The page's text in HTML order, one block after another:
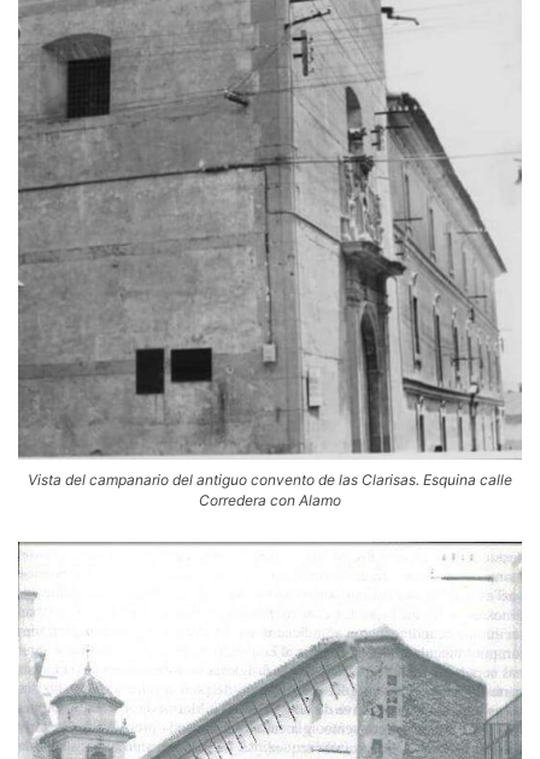
Vista del campanario del antiguo convento de las Clarisas. Esquina calle
Corredera con Alamo